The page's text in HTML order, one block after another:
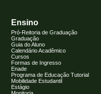
Ensino
Pró-Reitoria de Graduação
Graduação
Guia do Aluno
Calendário Acadêmico
Cursos
Formas de Ingresso
Enade
Programa de Educação Tutorial
Mobilidade Estudantil
Estágio